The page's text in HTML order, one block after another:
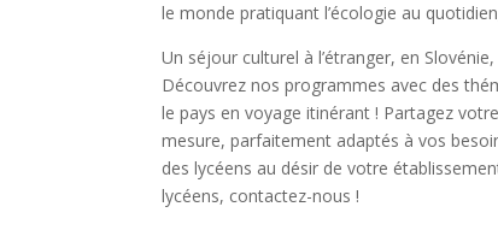
le monde pratiquant l’écologie au
Un séjour culturel à l’étranger, en
Découvrez nos programmes avec des
le pays en voyage itinérant ! Partagez
mesure, parfaitement adaptés à vos
des lycéens au désir de votre
lycéens, contactez-nous !